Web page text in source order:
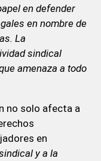
en defender
en nombre de
La
sindical
amenaza a todo
no solo afecta a
en
y a la